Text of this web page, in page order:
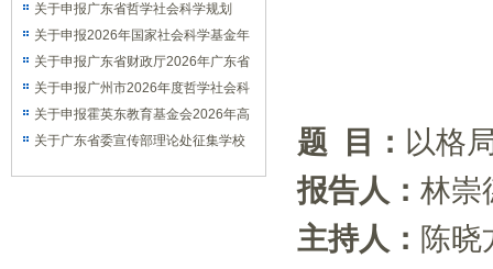
题 目： 以格
报告人： 林崇
主持人： 陈晓
的通知
五”规划 2026年度高等教育研究课题申
报工作的通知
关于申报广东省哲学社会科学规划
2026年度合作类专项的通知
关于申报2026年国家社会科学基金年
度项目的通知
关于申报广东省财政厅2026年广东省
财政科研课题的通知
关于申报广州市2026年度哲学社会科
学规划课题的通知
关于申报霍英东教育基金会2026年高
等院校青年教师基金项目的通知
关于广东省委宣传部理论处征集学校